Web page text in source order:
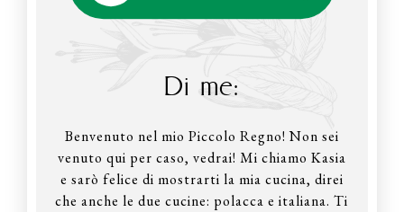
Di me:
Benvenuto nel mio Piccolo Regno! Non sei
venuto qui per caso, vedrai! Mi chiamo Kasia
e sarò felice di mostrarti la mia cucina, direi
che anche le due cucine: polacca e italiana. Ti